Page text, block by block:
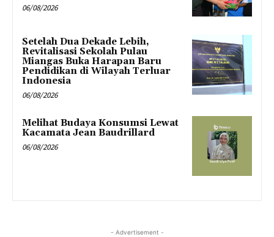
06/08/2026
Setelah Dua Dekade Lebih,
Revitalisasi Sekolah Pulau
Miangas Buka Harapan Baru
Pendidikan di Wilayah Terluar
Indonesia
06/08/2026
Melihat Budaya Konsumsi Lewat
Kacamata Jean Baudrillard
06/08/2026
- Advertisement -